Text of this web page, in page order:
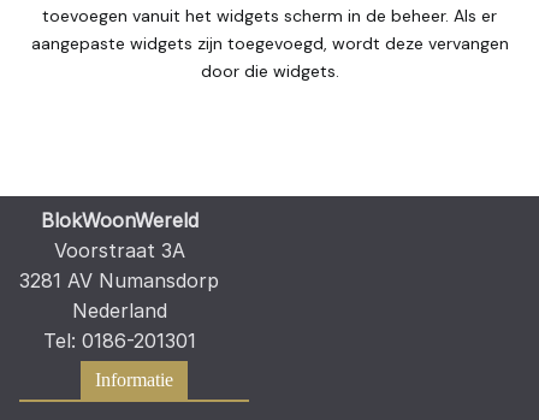
toevoegen vanuit het widgets scherm in de beheer. Als er
aangepaste widgets zijn toegevoegd, wordt deze vervangen
door die widgets.
BlokWoonWereld
Voorstraat 3A
3281 AV Numansdorp
Nederland
Tel: 0186-201301
Informatie